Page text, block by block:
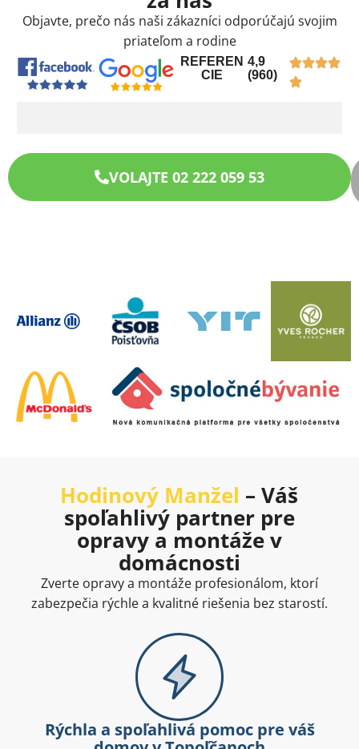
Objavte, prečo nás naši zákazníci odporúčajú svojim
priateľom a rodine
REFEREN
CIE
4,9
(960)
VOLAJTE 02 222 059 53
Hodinový Manžel – Váš
spoľahlivý partner pre
opravy a montáže v
domácnosti
Zverte opravy a montáže profesionálom, ktorí
zabezpečia rýchle a kvalitné riešenia bez starostí.
Rýchla a spoľahlivá pomoc pre váš